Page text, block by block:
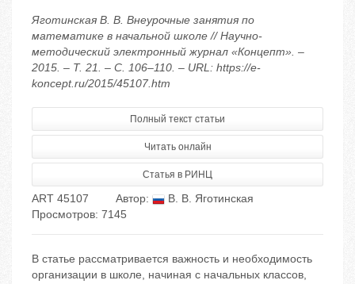
Яготинская В. В. Внеурочные занятия по
математике в начальной школе // Научно-
методический электронный журнал «Концепт». –
2015. – Т. 21. – С. 106–110. – URL: https://e-
koncept.ru/2015/45107.htm
Полный текст статьи
Читать онлайн
Статья в РИНЦ
ART 45107 Автор:
В. В. Яготинская
Просмотров: 7145
В статье рассматривается важность и необходимость
организации в школе, начиная с начальных классов,